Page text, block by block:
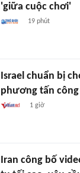
'giữa cuộc chơi'
19 phút
Israel chuẩn bị
phương tấn công
1 giờ
Iran công bố